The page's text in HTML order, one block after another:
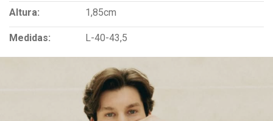
Altura: 1,85cm
Medidas: L-40-43,5